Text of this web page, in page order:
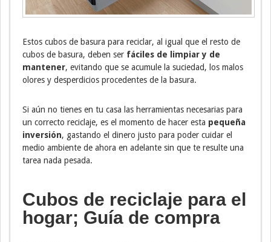
Estos cubos de basura para reciclar, al igual que el resto de
cubos de basura, deben ser fáciles de limpiar y de
mantener, evitando que se acumule la suciedad, los malos
olores y desperdicios procedentes de la basura.
Si aún no tienes en tu casa las herramientas necesarias para
un correcto reciclaje, es el momento de hacer esta pequeña
inversión, gastando el dinero justo para poder cuidar el
medio ambiente de ahora en adelante sin que te resulte una
tarea nada pesada.
Cubos de reciclaje para el
hogar; Guía de compra